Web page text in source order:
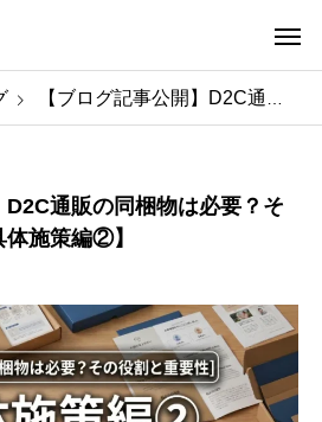
【ブログ記事公開】D2C通販の同梱物は必要？その役割と重要性【具体施策編②】
D2C通販の同梱物は必要？そ
施策編②】